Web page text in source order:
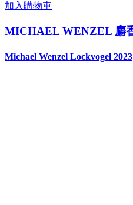
加入購物車
MICHAEL WENZEL 麝
Michael Wenzel Lockvogel 2023